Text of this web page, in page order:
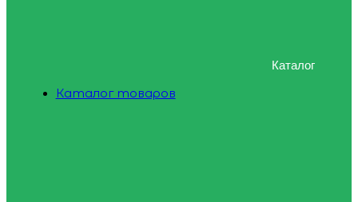
Каталог
Каталог товаров